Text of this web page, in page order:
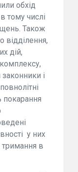
обхід
тому числі
Також
відділення,
дій,
і
покарання
у них
в